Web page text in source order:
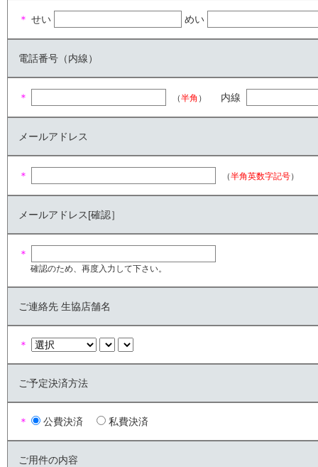
＊ せい めい
電話番号（内線）
＊ （半角 ） 内線
メールアドレス
＊ （半角英数字記号）
メールアドレス[確認］
＊
確認のため、再度入力して下さい。
ご連絡先 生協店舗名
＊
ご予定決済方法
＊ 公費決済 私費決済
ご用件の内容